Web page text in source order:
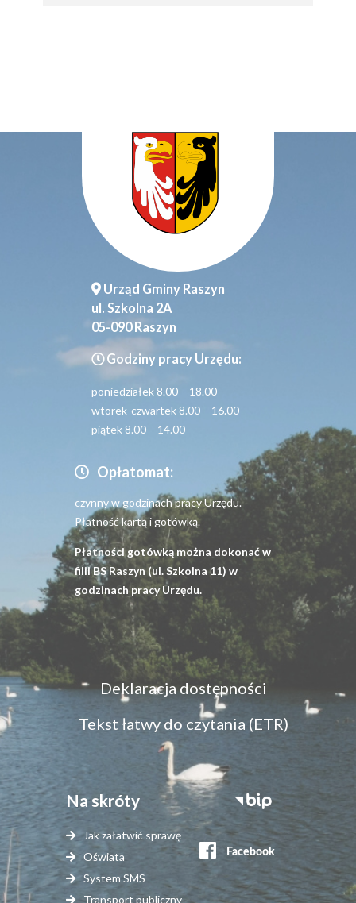
Urząd Gminy Raszyn
ul. Szkolna 2A
05-090 Raszyn
Godziny pracy Urzędu:
poniedziałek 8.00 – 18.00
wtorek-czwartek 8.00 – 16.00
piątek 8.00 – 14.00
Opłatomat:
czynny w godzinach pracy Urzędu.
Płatność kartą i gotówką.
Płatności gotówką można dokonać w
filii BS Raszyn (ul. Szkolna 11) w
godzinach pracy Urzędu.
Menu
dostępność
Deklaracja dostępności
Tekst łatwy do czytania (ETR)
Na skróty
Jak załatwić sprawę
Oświata
System SMS
Transport publiczny
Stopka
serwisy
zewnętrzne